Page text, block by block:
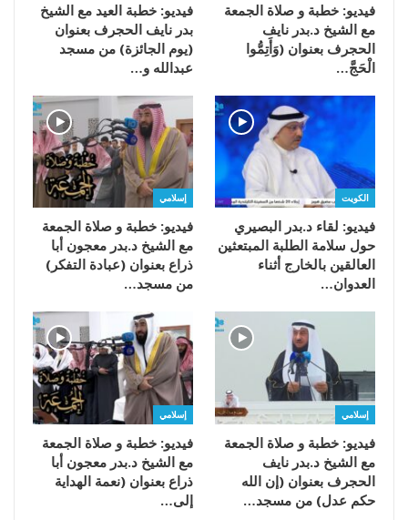
فيديو: خطبة و صلاة الجمعة
مع الشيخ د.بدر نايف
الحجرف بعنوان (وَأَتِمُّوا
الْحَجَّ…
فيديو: خطبة العيد مع الشيخ
بدر نايف الحجرف بعنوان
(يوم الجائزة) من مسجد
عبدالله و…
الكويت
فيديو: لقاء د.بدر البصيري
حول سلامة الطلبة المبتعثين
العالقين بالخارج أثناء
العدوان…
إسلامي
فيديو: خطبة و صلاة الجمعة
مع الشيخ د.بدر معجون أبا
ذراع بعنوان (عبادة التفكر)
من مسجد…
إسلامي
فيديو: خطبة و صلاة الجمعة
مع الشيخ د.بدر نايف
الحجرف بعنوان (إن الله
حكم عدل) من مسجد…
إسلامي
فيديو: خطبة و صلاة الجمعة
مع الشيخ د.بدر معجون أبا
ذراع بعنوان (نعمة الهداية
إلى…